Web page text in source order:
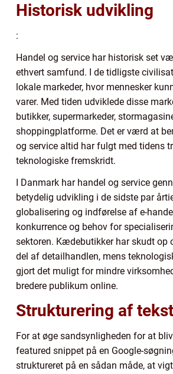
Historisk udvikling
:
Handel og service har historisk set
ethvert samfund. I de tidligste
lokale markeder, hvor mennesker
varer. Med tiden udviklede disse
butikker, supermarkeder,
shoppingplatforme. Det er værd at
og service altid har fulgt med tidens
teknologiske fremskridt.
I Danmark har handel og service
betydelig udvikling i de sidste par
globalisering og indførelse af e-
konkurrence og behov for
sektoren. Kædebutikker har skudt op
del af detailhandlen, mens
gjort det muligt for mindre
bredere publikum online.
Strukturering af
For at øge sandsynligheden for at
featured snippet på en Google-
struktureret på en sådan måde, at